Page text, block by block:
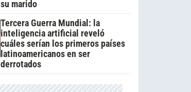
su marido
Tercera Guerra Mundial: la
inteligencia artificial reveló
cuáles serían los primeros países
latinoamericanos en ser
derrotados